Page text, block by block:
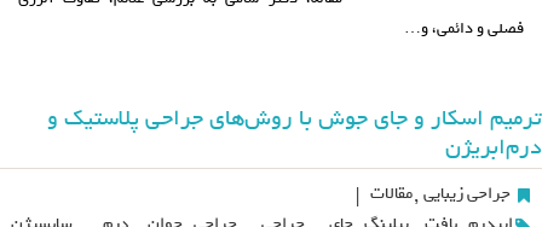
فصلی و دائمی، و…
ترمیم اسکار و جای جوش با روش‌های جراحی پلاستیک و
درم‌ابریژن
جراحی زیبایی ,مقالات |